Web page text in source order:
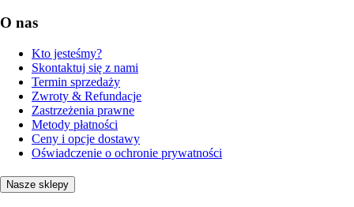
O nas
Kto jesteśmy?
Skontaktuj się z nami
Termin sprzedaży
Zwroty & Refundacje
Zastrzeżenia prawne
Metody płatności
Ceny i opcje dostawy
Oświadczenie o ochronie prywatności
Nasze sklepy